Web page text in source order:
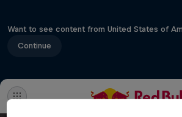
Want to see content from United States of
Continue